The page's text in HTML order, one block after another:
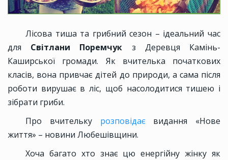
Лісова тиша та грибний сезон – ідеальний час
для Світлани Поремчук з Деревця Камінь-
Каширської громади. Як вчителька початкових
класів, вона привчає дітей до природи, а сама після
роботи вирушає в ліс, щоб насолодитися тишею і
зібрати гриби.
Про вчительку розповідає видання «Нове
життя» – новини Любешівщини.
Хоча багато хто знає цю енергійну жінку як